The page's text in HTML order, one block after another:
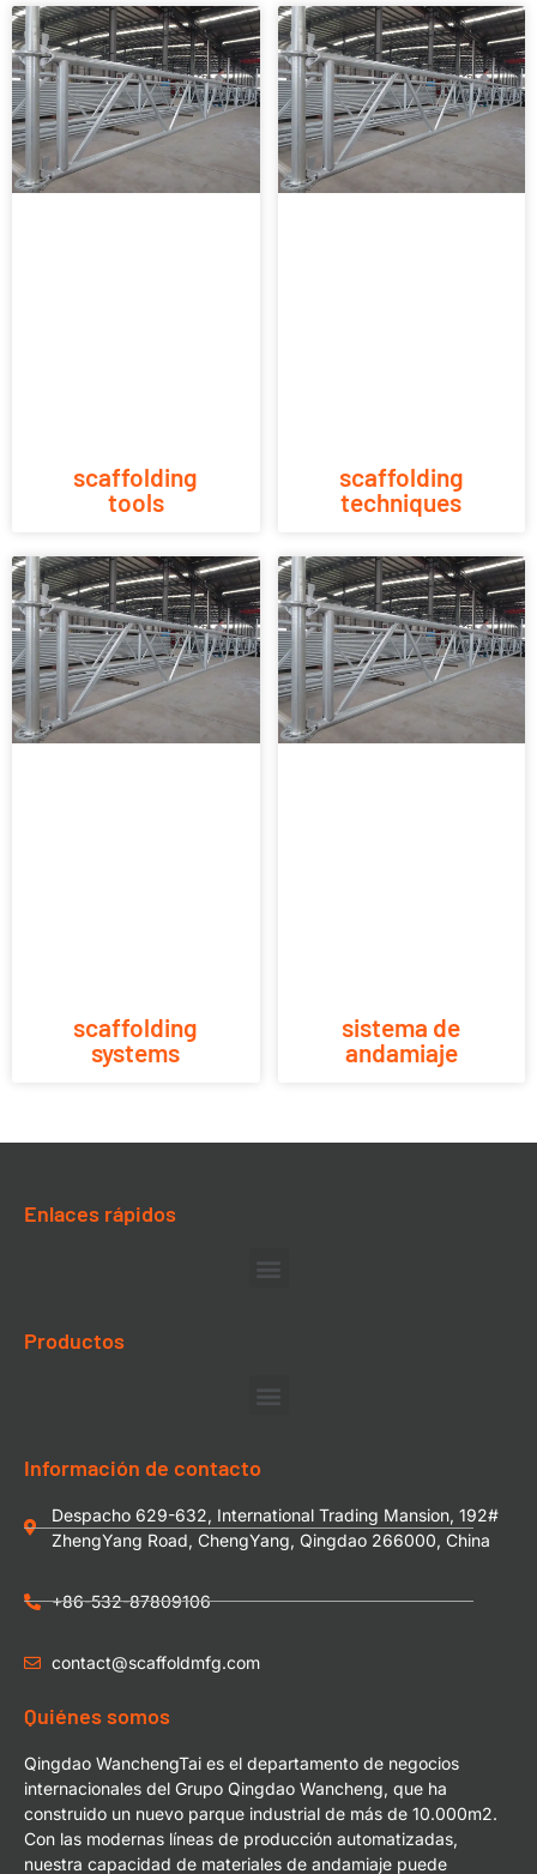
scaffolding
tools
scaffolding
techniques
scaffolding
systems
sistema de
andamiaje
Enlaces rápidos
Productos
Información de contacto
Despacho 629-632, International Trading Mansion, 192#
ZhengYang Road, ChengYang, Qingdao 266000, China
+86-532-87809106
contact@scaffoldmfg.com
Quiénes somos
Qingdao WanchengTai es el departamento de negocios
internacionales del Grupo Qingdao Wancheng, que ha
construido un nuevo parque industrial de más de 10.000m2.
Con las modernas líneas de producción automatizadas,
nuestra capacidad de materiales de andamiaje puede